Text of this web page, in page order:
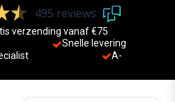
495 reviews
verzending vanaf €75
Sne lle levering
A-